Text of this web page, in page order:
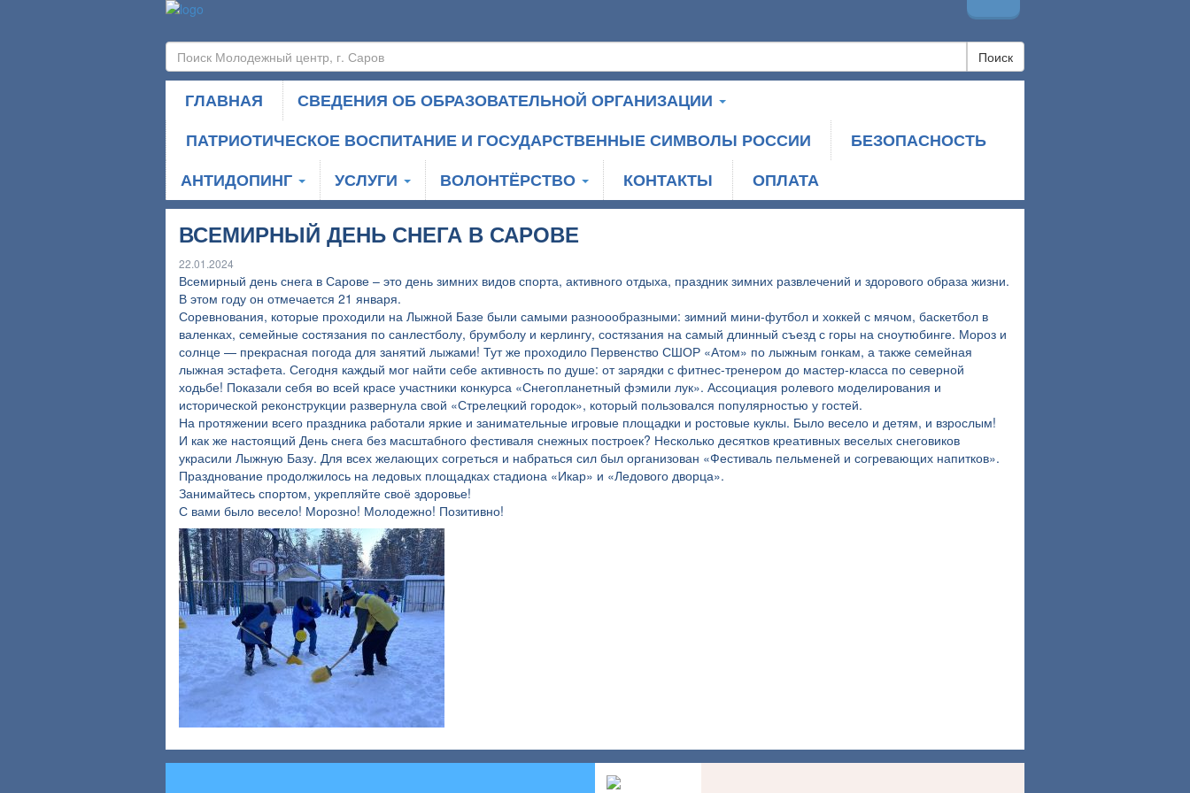
Поиск
ГЛАВНАЯ
СВЕДЕНИЯ ОБ ОБРАЗОВАТЕЛЬНОЙ ОРГАНИЗАЦИИ
ПАТРИОТИЧЕСКОЕ ВОСПИТАНИЕ И ГОСУДАРСТВЕННЫЕ СИМВОЛЫ РОССИИ
БЕЗОПАСНОСТЬ
АНТИДОПИНГ
УСЛУГИ ВОЛОНТЁРСТВО КОНТАКТЫ ОПЛАТА
ВСЕМИРНЫЙ ДЕНЬ СНЕГА В САРОВЕ
22.01.2024
Всемирный день снега в Сарове – это день зимних видов спорта, активного отдыха, праздник зимних развлечений и здорового образа жизни.
В этом году он отмечается 21 января.
Соревнования, которые проходили на Лыжной Базе были самыми разноообразными: зимний мини-футбол и хоккей с мячом, баскетбол в
валенках, семейные состязания по санлестболу, брумболу и керлингу, состязания на самый длинный съезд с горы на сноутюбинге. Мороз и
солнце — прекрасная погода для занятий лыжами! Тут же проходило Первенство СШОР «Атом» по лыжным гонкам, а также семейная
лыжная эстафета. Сегодня каждый мог найти себе активность по душе: от зарядки с фитнес-тренером до мастер-класса по северной
ходьбе! Показали себя во всей красе участники конкурса «Снегопланетный фэмили лук». Ассоциация ролевого моделирования и
исторической реконструкции развернула свой «Стрелецкий городок», который пользовался популярностью у гостей.
На протяжении всего праздника работали яркие и занимательные игровые площадки и ростовые куклы. Было весело и детям, и взрослым!
И как же настоящий День снега без масштабного фестиваля снежных построек? Несколько десятков креативных веселых снеговиков
украсили Лыжную Базу. Для всех желающих согреться и набраться сил был организован «Фестиваль пельменей и согревающих напитков».
Празднование продолжилось на ледовых площадках стадиона «Икар» и «Ледового дворца».
Занимайтесь спортом, укрепляйте своё здоровье!
С вами было весело! Морозно! Молодежно! Позитивно!